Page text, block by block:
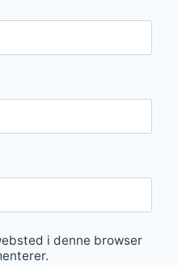
i denne browser